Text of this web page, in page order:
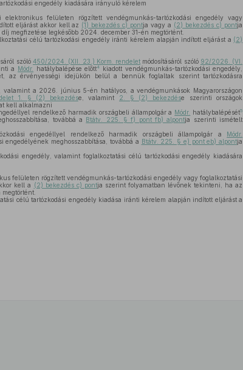
engedély kiadására irányuló kérelem
felületen rögzített vendégmunkás-tartózkodási engedély vagy
eljárást akkor kell az (1) bekezdés c) pontja vagy a (2) bekezdés c) pontja
megfizetése legkésőbb 2024. december 31-én megtörtént.
célú tartózkodási engedély iránti kérelem alapján indított eljárást a (2)
szóló 450/2024. (XII. 23.) Korm. rendelet módosításáról szóló 92/2026. (VI.
a Módr. hatálybalépése előtt4
kiadott vendégmunkás-tartózkodási engedély,
az érvényességi idejükön belül a bennük foglaltak szerint tartózkodásra
valamint a 2026. június 5-én hatályos, a vendégmunkások Magyarországon
1. § (2) bekezdése, valamint 2. § (2) bekezdése szerinti országok
kell alkalmazni
rendelkező harmadik országbeli állampolgár a Módr. hatálybalépését5
továbbá a Btátv. 225. § f) pont fb) alpontja szerinti ismételt
engedéllyel rendelkező harmadik országbeli állampolgár a Módr.
meghosszabbítása, továbbá a Btátv. 225. § e) pont eb) alpontja
engedély, valamint foglalkoztatási célú tartózkodási engedély kiadására
felületen rögzített vendégmunkás-tartózkodási engedély vagy foglalkoztatási
kell a (2) bekezdés c) pontja szerint folyamatban lévőnek tekinteni, ha az
célú tartózkodási engedély kiadása iránti kérelem alapján indított eljárást a